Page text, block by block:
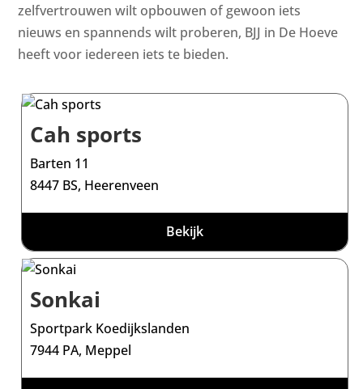
zelfvertrouwen wilt opbouwen of gewoon iets
nieuws en spannends wilt proberen, BJJ in De Hoeve
heeft voor iedereen iets te bieden.
Cah sports
Barten 11
8447 BS, Heerenveen
Bekijk
Sonkai
Sportpark Koedijkslanden
7944 PA, Meppel